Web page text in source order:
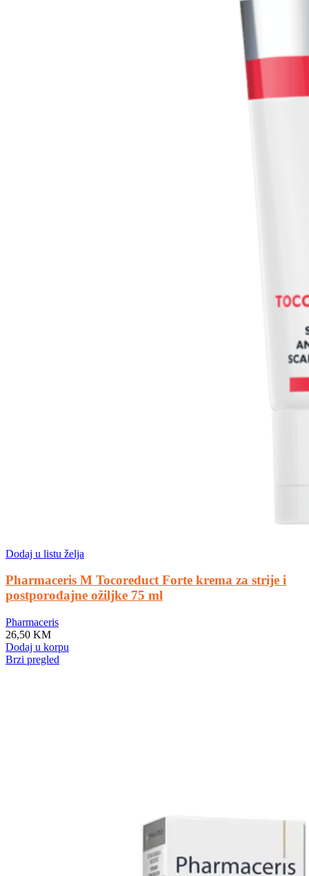
Dodaj u listu želja
Pharmaceris M Tocoreduct Forte krema za strije i
postporođajne ožiljke 75 ml
Pharmaceris
26,50 KM
Dodaj u korpu
Brzi pregled